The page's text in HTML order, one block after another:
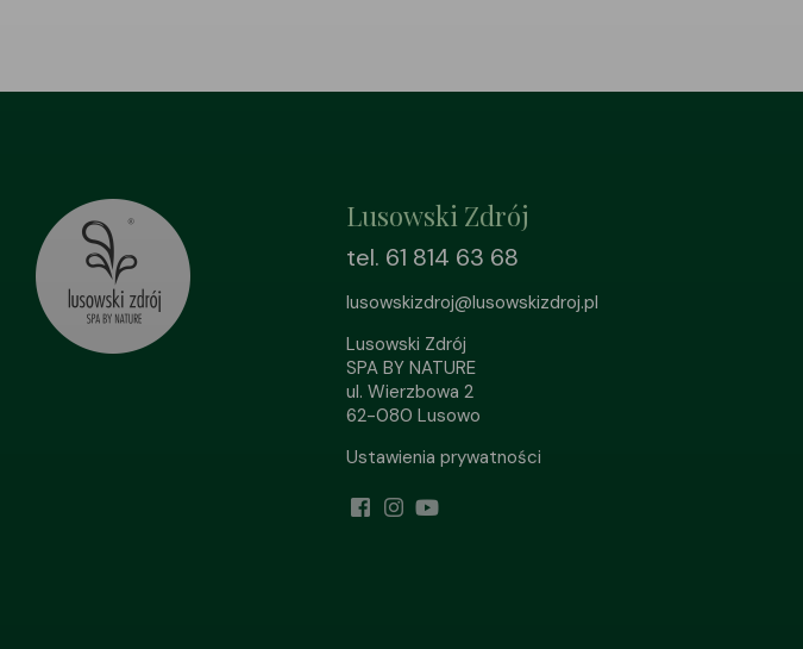
Lusowski Zdrój
tel. 61 814 63 68
lusowskizdroj@lusowskizdroj.pl
Lusowski Zdrój
SPA BY NATURE
ul. Wierzbowa 2
62-080 Lusowo
Ustawienia prywatności